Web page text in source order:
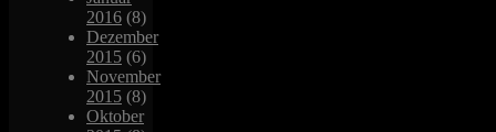
2016 (8)
Dezember
2015 (6)
November
2015 (8)
Oktober